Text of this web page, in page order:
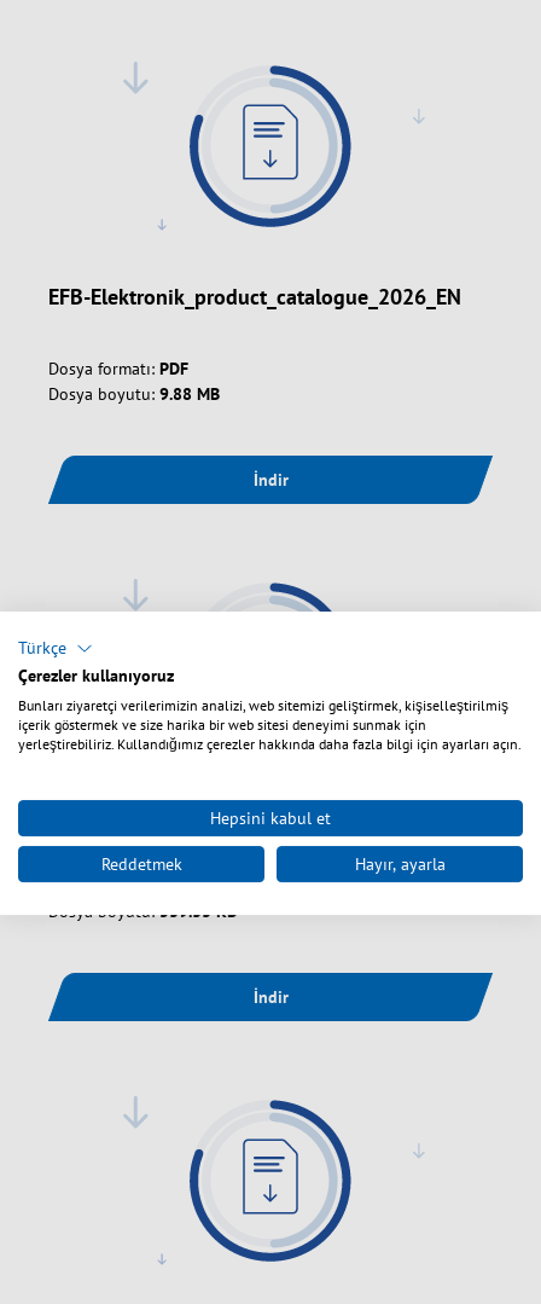
EFB-Elektronik_product_catalogue_2026_EN
Dosya formatı: PDF
Dosya boyutu: 9.88 MB
İndir
EFB-Elektronik_Sustainability report_2023-
2024
Dosya formatı:PDF
Dosya boyutu:539.33 KB
İndir
Türkçe
Çerezler kullanıyoruz
Bunları ziyaretçi verilerimizin analizi, web sitemizi geliştirmek, kişiselleştirilmiş
içerik göstermek ve size harika bir web sitesi deneyimi sunmak için
yerleştirebiliriz. Kullandığımız çerezler hakkında daha fazla bilgi için ayarları açın.
Hepsini kabul et
Reddetmek Hayır, ayarla